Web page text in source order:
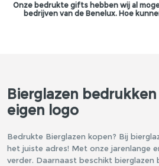
Onze bedrukte gifts hebben wij al
bedrijven van de Benelux. Hoe
Bierglazen
eigen logo
Bedrukte Bierglazen kopen? Bij
het juiste adres! Met onze jarenlange
verder. Daarnaast beschikt bierglazen